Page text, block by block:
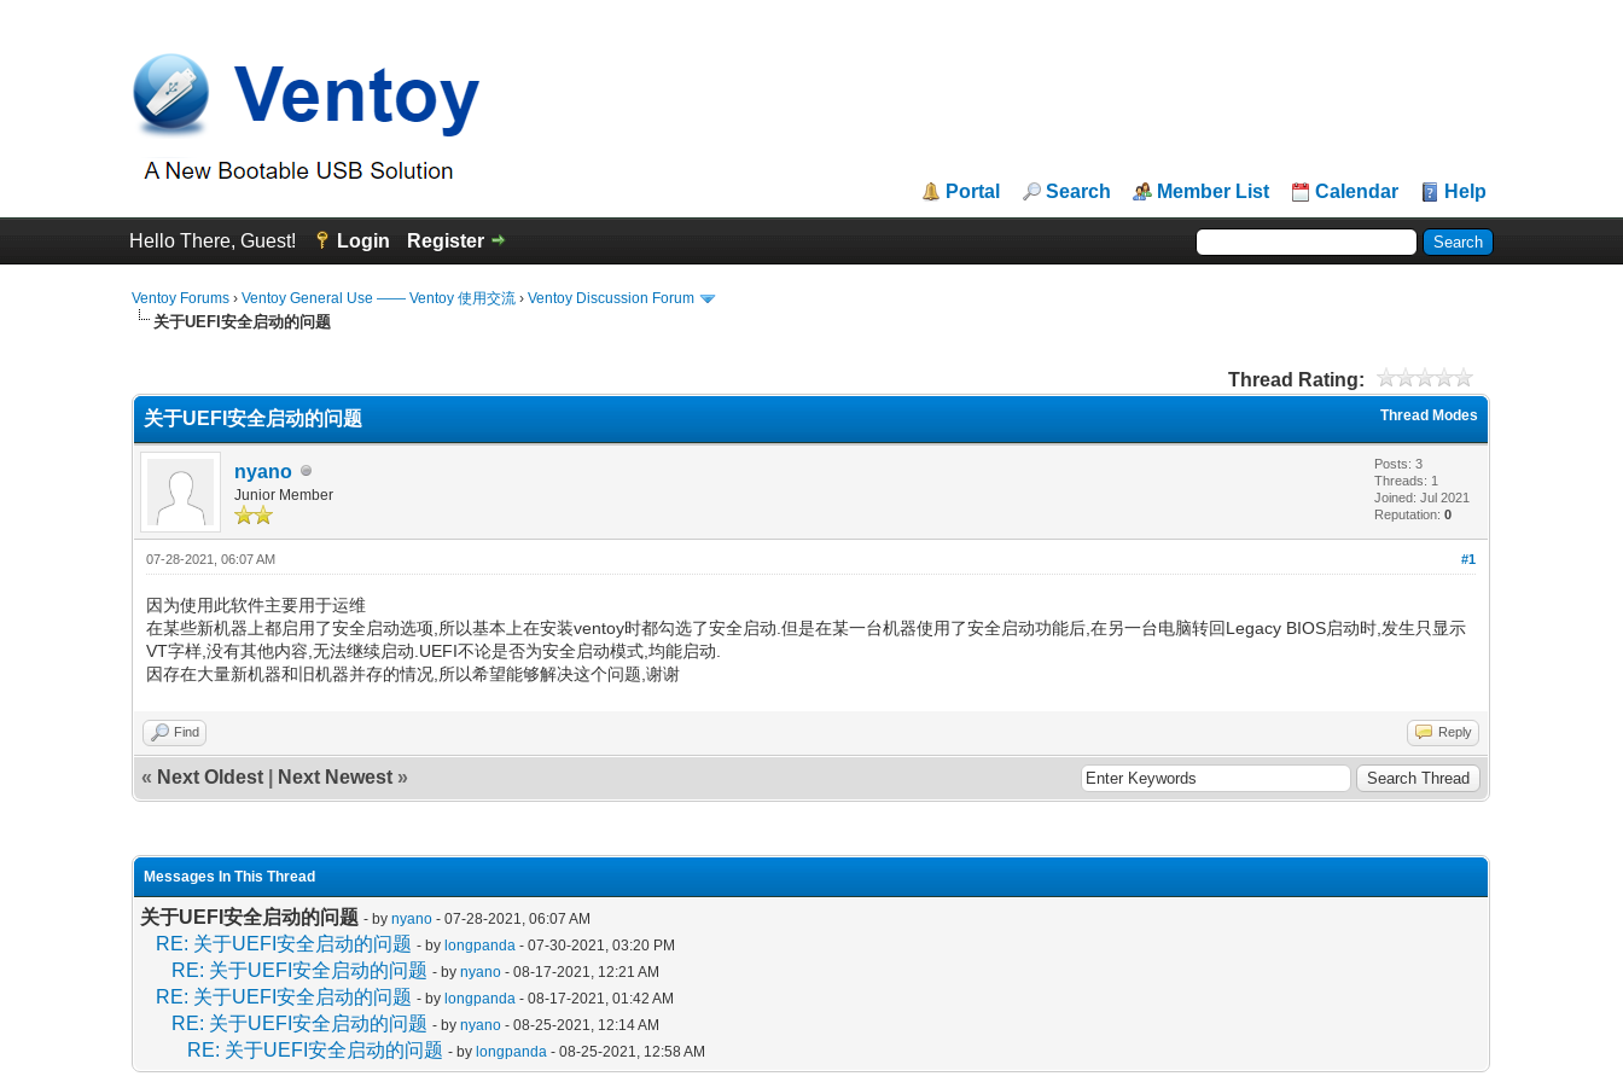
Portal Search Member List Calendar Help
Hello There, Guest! Login Register
Ventoy Forums ›Ventoy General Use —— Ventoy 使用交流 ›Ventoy Discussion Forum
关于UEFI安全启动的问题
Thread Rating:
Thread Modes
关于UEFI安全启动的问题
nyano
Junior Member
Posts: 3
Threads: 1
Joined: Jul 2021
Reputation:0
#1
07-28-2021, 06:07 AM
因为使用此软件主要用于运维
在某些新机器上都启用了安全启动选项,所以基本上在安装ventoy时都勾选了安全启动.但是在某一台机器使用了安全启动功能后,在另一台电脑转回Legacy BIOS启动时,发生只显示
VT字样,没有其他内容,无法继续启动.UEFI不论是否为安全启动模式,均能启动.
因存在大量新机器和旧机器并存的情况,所以希望能够解决这个问题,谢谢
Find Reply
« Next Oldest Next Newest »
Messages In This Thread
关于UEFI安全启动的问题 - bynyano - 07-28-2021, 06:07 AM
RE: 关于UEFI安全启动的问题 - bylongpanda - 07-30-2021, 03:20 PM
RE: 关于UEFI安全启动的问题 - bynyano - 08-17-2021, 12:21 AM
RE: 关于UEFI安全启动的问题 - bylongpanda - 08-17-2021, 01:42 AM
RE: 关于UEFI安全启动的问题 - bynyano - 08-25-2021, 12:14 AM
RE: 关于UEFI安全启动的问题 - bylongpanda - 08-25-2021, 12:58 AM